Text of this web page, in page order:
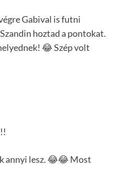
Gabival is futni
hoztad a pontokat.
😂 Szép volt
annyi lesz. 😂😂 Most